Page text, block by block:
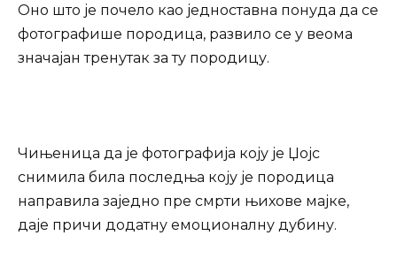
Оно што је почело као једноставна понуда да се
фотографише породица, развило се у веома
значајан тренутак за ту породицу.
Чињеница да је фотографија коју је Џојс
снимила била последња коју је породица
направила заједно пре смрти њихове мајке,
даје причи додатну емоционалну дубину.